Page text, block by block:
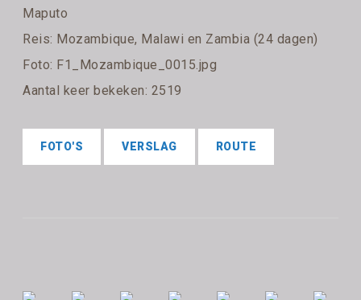
Maputo
Reis: Mozambique, Malawi en Zambia (24 dagen)
Foto: F1_Mozambique_0015.jpg
Aantal keer bekeken: 2519
FOTO'S VERSLAG ROUTE